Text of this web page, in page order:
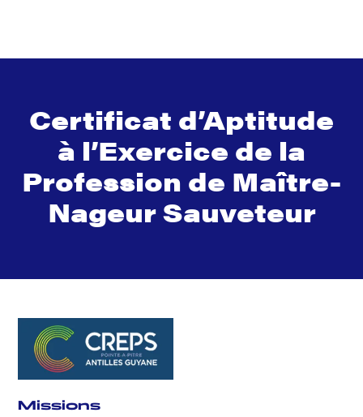
Certificat d’Aptitude
à l’Exercice de la
Profession de Maître-
Nageur Sauveteur
Missions